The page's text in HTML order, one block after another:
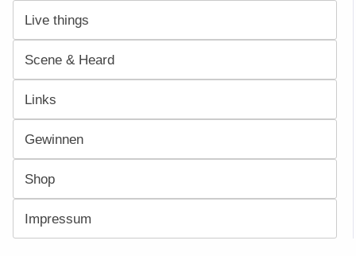
Live things
Scene & Heard
Links
Gewinnen
Shop
Impressum